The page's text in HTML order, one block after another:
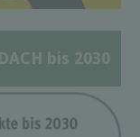
bis 2030